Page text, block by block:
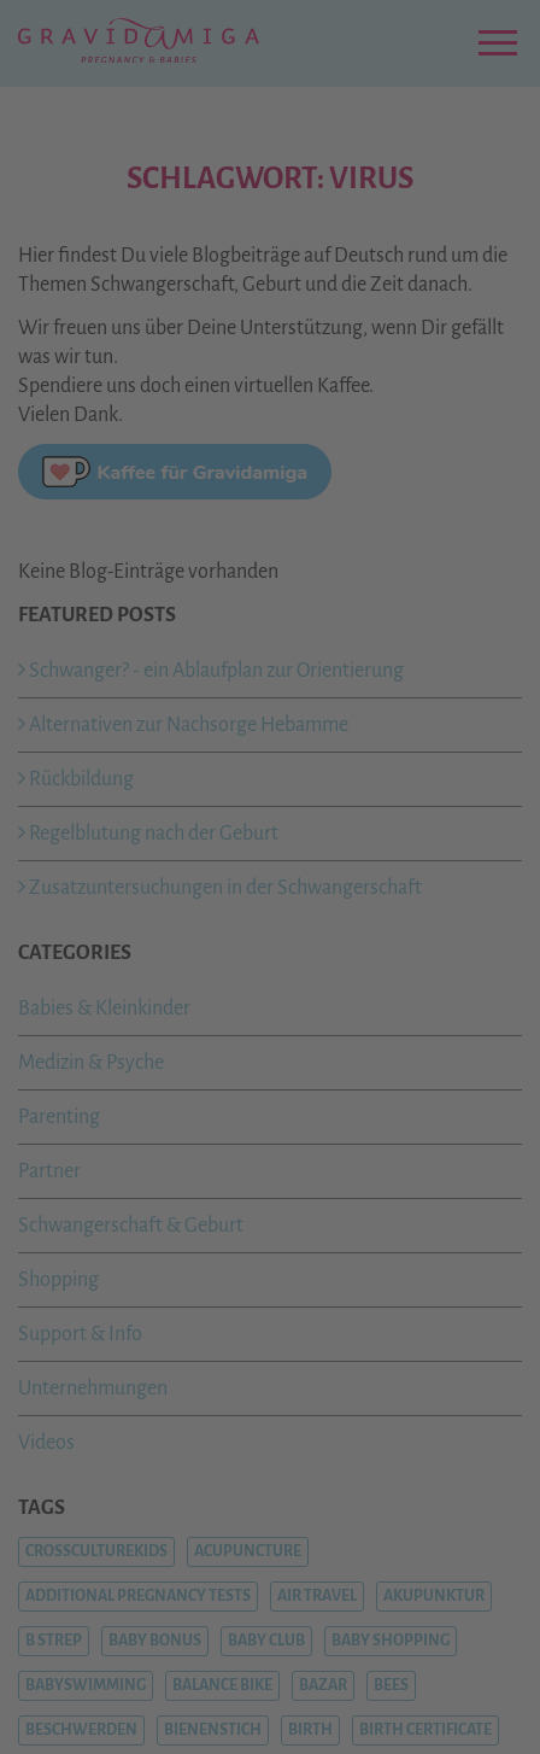
Hauptinhalt
SCHLAGWORT: VIRUS
Hier findest Du viele Blogbeiträge auf Deutsch rund um die
Themen Schwangerschaft, Geburt und die Zeit danach.
Wir freuen uns über Deine Unterstützung, wenn Dir gefällt
was wir tun.
Spendiere uns doch einen virtuellen Kaffee.
Vielen Dank.
Keine Blog-Einträge vorhanden
FEATURED POSTS
Schwanger? - ein Ablaufplan zur Orientierung
Alternativen zur Nachsorge Hebamme
Rückbildung
Regelblutung nach der Geburt
Zusatzuntersuchungen in der Schwangerschaft
CATEGORIES
Babies & Kleinkinder
Medizin & Psyche
Parenting
Partner
Schwangerschaft & Geburt
Shopping
Support & Info
Unternehmungen
Videos
TAGS
CROSSCULTUREKIDS ACUPUNCTURE
ADDITIONAL PREGNANCY TESTS AIR TRAVEL AKUPUNKTUR
B STREP BABY BONUS BABY CLUB BABY SHOPPING
BABYSWIMMING BALANCE BIKE BAZAR BEES
BESCHWERDEN BIENENSTICH BIRTH BIRTH CERTIFICATE